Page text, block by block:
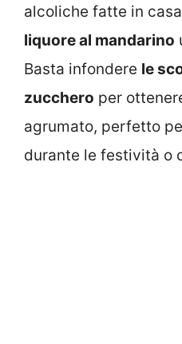
alcoliche fatte in
liquore al mandarino
Basta infondere le
zucchero per
agrumato, perfetto
durante le festività o